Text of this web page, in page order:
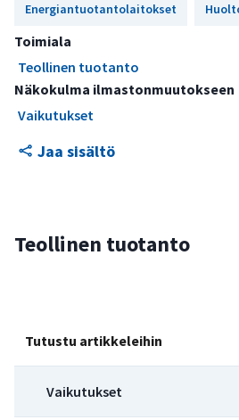
Teollinen tuotanto
Tutustu artikkeleihin
Vaikutukset
Energiantuotantolaitokset
Toimiala
Teollinen tuotanto
Näkokulma ilmastonmuutokseen
Vaikutukset
Jaa sisältö